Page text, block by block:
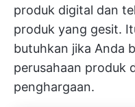
produk digital dan
produk yang gesit.
butuhkan jika Anda
perusahaan produk
penghargaan.